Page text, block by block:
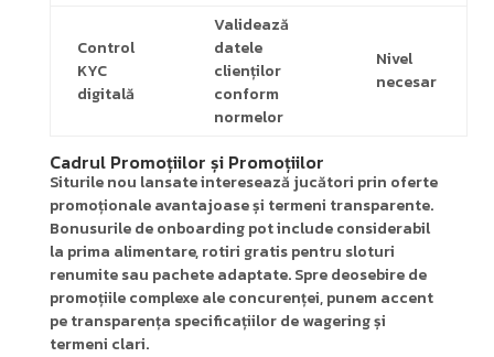
Control
KYC
digitală
Validează
datele
clienților
conform
normelor
Nivel
necesar
Cadrul Promoțiilor și Promoțiilor
Siturile nou lansate interesează jucători prin oferte
promoționale avantajoase și termeni transparente.
Bonusurile de onboarding pot include considerabil
la prima alimentare, rotiri gratis pentru sloturi
renumite sau pachete adaptate. Spre deosebire de
promoțiile complexe ale concurenței, punem accent
pe transparența specificațiilor de wagering și
termeni clari.